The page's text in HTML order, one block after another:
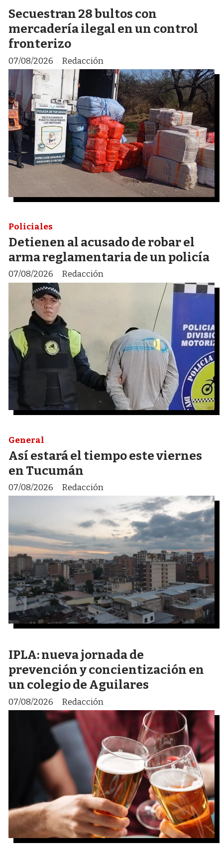
Secuestran 28 bultos con
mercadería ilegal en un control
fronterizo
Redacción
07/08/2026
Detienen al acusado de robar el
arma reglamentaria de un policía
Redacción
Policiales
07/08/2026
Así estará el tiempo este viernes
en Tucumán
Redacción
General
07/08/2026
IPLA: nueva jornada de
prevención y concientización en
un colegio de Aguilares
Redacción
07/08/2026